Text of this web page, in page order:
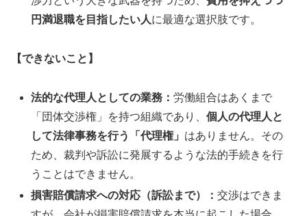
円満退職を目指したい人に最適な選択肢です。
【できないこと】
法的な代理人としての業務：労働組合はあくまで
「団体交渉権」を持つ組織であり、個人の代理人と
して法律事務を行う「代理権」 はありません。その
ため、裁判や訴訟に発展するような法的手続きを行
うことはできません。
損害賠償請求への対応（訴訟まで）：交渉はできま